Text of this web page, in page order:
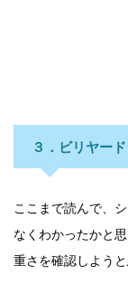
３．ビリヤー
ここまで読んで、
なくわかったかと
重さを確認しようと